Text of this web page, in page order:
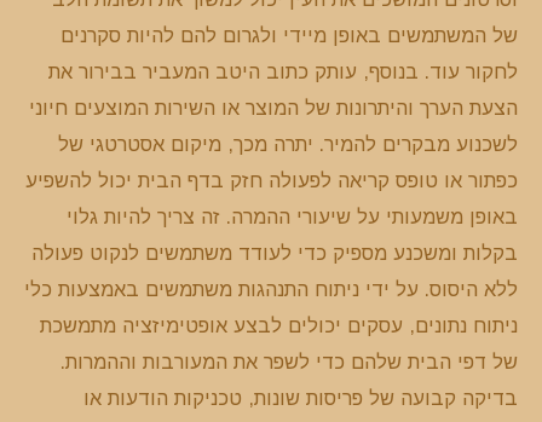
של המשתמשים באופן מיידי ולגרום להם להיות סקרנים
לחקור עוד. בנוסף, עותק כתוב היטב המעביר בבירור את
הצעת הערך והיתרונות של המוצר או השירות המוצעים חיוני
לשכנוע מבקרים להמיר. יתרה מכך, מיקום אסטרטגי של
כפתור או טופס קריאה לפעולה חזק בדף הבית יכול להשפיע
באופן משמעותי על שיעורי ההמרה. זה צריך להיות גלוי
בקלות ומשכנע מספיק כדי לעודד משתמשים לנקוט פעולה
ללא היסוס. על ידי ניתוח התנהגות משתמשים באמצעות כלי
ניתוח נתונים, עסקים יכולים לבצע אופטימיזציה מתמשכת
של דפי הבית שלהם כדי לשפר את המעורבות וההמרות.
בדיקה קבועה של פריסות שונות, טכניקות הודעות או